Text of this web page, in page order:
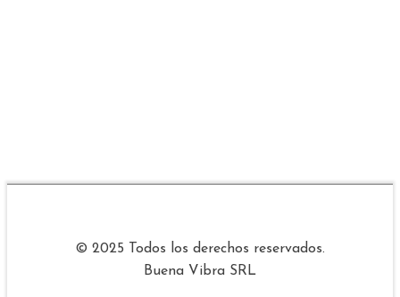
© 2025 Todos los derechos reservados.
Buena Vibra SRL